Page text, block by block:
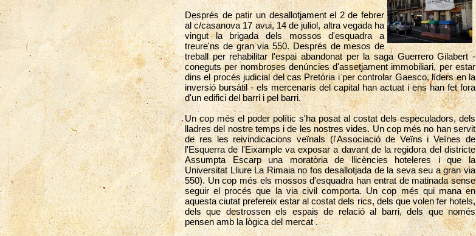
Després de patir un desallotjament el 2 de febrer
al c/casanova 17 avui, 14 de juliol, altra vegada ha
vingut la brigada dels mossos d'esquadra a
treure'ns de gran via 550. Després de mesos de
treball per rehabilitar l'espai abandonat per la saga Guerrero Gilabert -
coneguts per nombroses denúncies d'assetjament immobiliari, per estar
dins el procés judicial del cas Pretòria i per controlar Gaesco, líders en la
inversió bursàtil - els mercenaris del capital han actuat i ens han fet fora
d'un edifici del barri i pel barri.
Un cop més el poder polític s'ha posat al costat dels especuladors, dels
lladres del nostre temps i de les nostres vides. Un cop més no han servit
de res les reivindicacions veïnals (l'Associació de Veïns i Veïnes de
l'Esquerra de l'Eixample va exposar a davant de la regidora del districte
Assumpta Escarp una moratòria de llicències hoteleres i que la
Universitat Lliure La Rimaia no fos desallotjada de la seva seu a gran via
550). Un cop més els mossos d'esquadra han entrat de matinada sense
seguir el procés que la via civil comporta. Un cop més qui mana en
aquesta ciutat prefereix estar al costat dels rics, dels que volen fer hotels,
dels que destrossen els espais de relació al barri, dels que només
pensen amb la lògica del mercat .